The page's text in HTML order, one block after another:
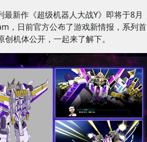
新作《超级机器人大战Y》即将于8月
，日前官方公布了游戏新情报，系列首
机体公开，一起来了解下。